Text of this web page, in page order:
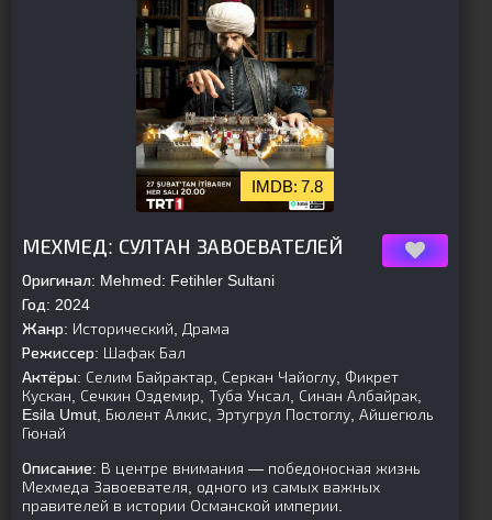
7.8
МЕХМЕД: СУЛТАН ЗАВОЕВАТЕЛЕЙ
Оригинал: Mehmed: Fetihler Sultani
Год: 2024
Жанр: Исторический, Драма
Режиссер: Шафак Бал
Актёры: Селим Байрактар, Серкан Чайоглу, Фикрет
Кускан, Сечкин Оздемир, Туба Унсал, Синан Албайрак,
Esila Umut, Бюлент Алкис, Эртугрул Постоглу, Айшегюль
Гюнай
Описание: В центре внимания — победоносная жизнь
Мехмеда Завоевателя, одного из самых важных
правителей в истории Османской империи.